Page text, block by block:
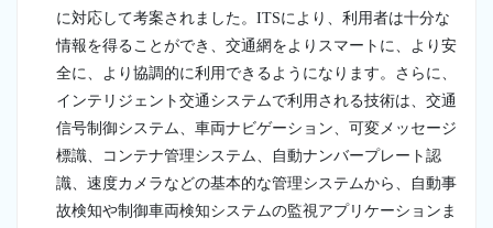
に対応して考案されました。ITSにより、利用者は十分な
情報を得ることができ、交通網をよりスマートに、より安
全に、より協調的に利用できるようになります。さらに、
インテリジェント交通システムで利用される技術は、交通
信号制御システム、車両ナビゲーション、可変メッセージ
標識、コンテナ管理システム、自動ナンバープレート認
識、速度カメラなどの基本的な管理システムから、自動事
故検知や制御車両検知システムの監視アプリケーションま